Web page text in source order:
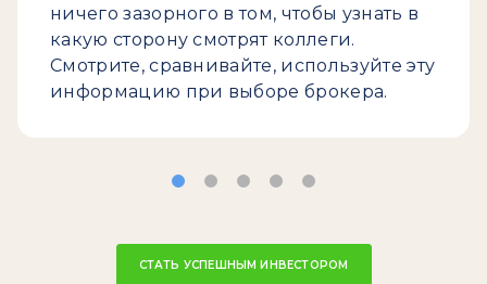
ничего зазорного в том, чтобы узнать в
какую сторону смотрят коллеги.
Смотрите, сравнивайте, используйте эту
информацию при выборе брокера.
СТАТЬ УСПЕШНЫМ ИНВЕСТОРОМ